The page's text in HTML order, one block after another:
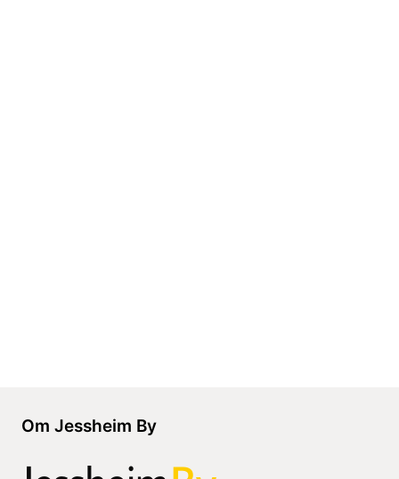
Om Jessheim By